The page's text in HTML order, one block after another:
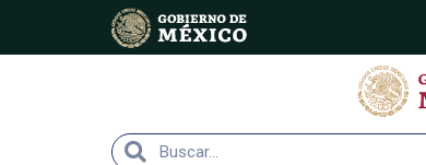
sitio